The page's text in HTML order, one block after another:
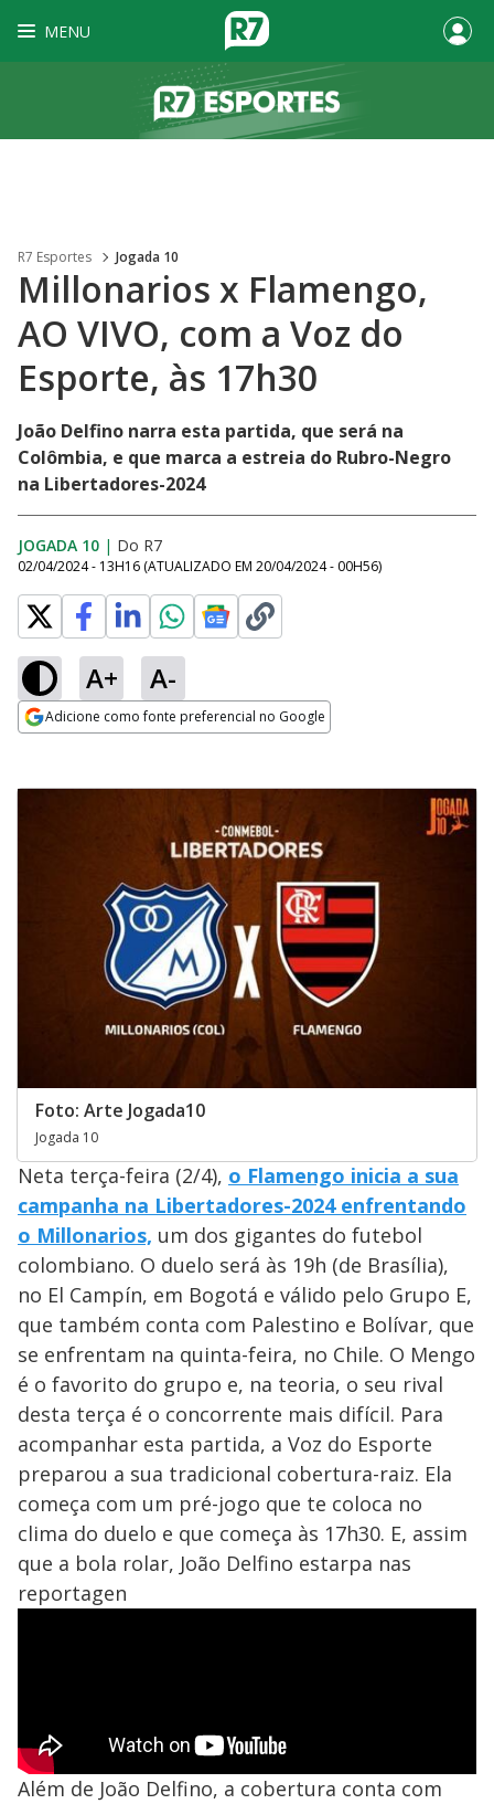
MENU
R7 Esportes Jogada 10
Millonarios x Flamengo,
AO VIVO, com a Voz do
Esporte, às 17h30
João Delfino narra esta partida, que será na
Colômbia, e que marca a estreia do Rubro-Negro
na Libertadores-2024
JOGADA 10 | Do R7
02/04/2024 - 13H16 (ATUALIZADO EM 20/04/2024 - 00H56)
A+ A-
Adicione como fonte preferencial no Google
Foto: Arte Jogada10
Jogada 10
Neta terça-feira (2/4), o Flamengo inicia a sua
campanha na Libertadores-2024 enfrentando
o Millonarios, um dos gigantes do futebol
colombiano. O duelo será às 19h (de Brasília),
no El Campín, em Bogotá e válido pelo Grupo E,
que também conta com Palestino e Bolívar, que
se enfrentam na quinta-feira, no Chile. O Mengo
é o favorito do grupo e, na teoria, o seu rival
desta terça é o concorrente mais difícil. Para
acompanhar esta partida, a Voz do Esporte
preparou a sua tradicional cobertura-raiz. Ela
começa com um pré-jogo que te coloca no
clima do duelo e que começa às 17h30. E, assim
que a bola rolar, João Delfino estarpa nas
reportagen
Além de João Delfino, a cobertura conta com